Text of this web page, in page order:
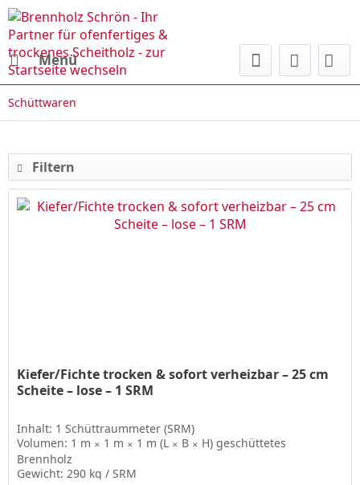
Menü
Schüttwaren
Filtern
Kiefer/Fichte trocken & sofort verheizbar – 25 cm
Scheite – lose – 1 SRM
Inhalt: 1 Schüttraummeter (SRM)
Volumen: 1 m ✕ 1 m ✕ 1 m (L ✕ B ✕ H) geschüttetes
Brennholz
Gewicht: 290 kg / SRM